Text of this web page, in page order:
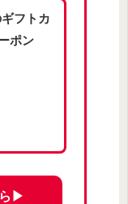
フトカ
ポン
▶︎